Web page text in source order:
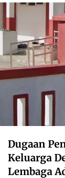
Dugaan
Keluarga
Lembaga